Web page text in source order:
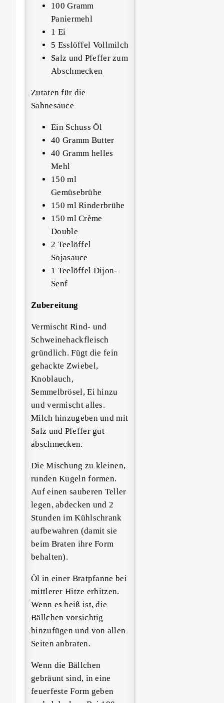
100 Gramm
Paniermehl
1 Ei
5 Esslöffel Vollmilch
Salz und Pfeffer zum
Abschmecken
Zutaten für die
Sahnesauce
Ein Schuss Öl
40 Gramm Butter
40 Gramm helles
Mehl
150 ml
Gemüsebrühe
150 ml Rinderbrühe
150 ml Crème
Double
2 Teelöffel
Sojasauce
1 Teelöffel Dijon-
Senf
Zubereitung
Vermischt Rind- und
Schweinehackfleisch
gründlich. Fügt die fein
gehackte Zwiebel,
Knoblauch,
Semmelbrösel, Ei hinzu
und vermischt alles.
Milch hinzugeben und mit
Salz und Pfeffer gut
abschmecken.
Die Mischung zu kleinen,
runden Kugeln formen.
Auf einen sauberen Teller
legen, abdecken und 2
Stunden im Kühlschrank
aufbewahren (damit sie
beim Braten ihre Form
behalten).
Öl in einer Bratpfanne bei
mittlerer Hitze erhitzen.
Wenn es heiß ist, die
Bällchen vorsichtig
hinzufügen und von allen
Seiten anbraten.
Wenn die Bällchen
gebräunt sind, in eine
feuerfeste Form geben